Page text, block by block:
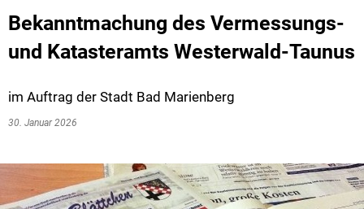
Bekanntmachung des Vermessungs-
und Katasteramts Westerwald-Taunus
im Auftrag der Stadt Bad Marienberg
30. Januar 2026